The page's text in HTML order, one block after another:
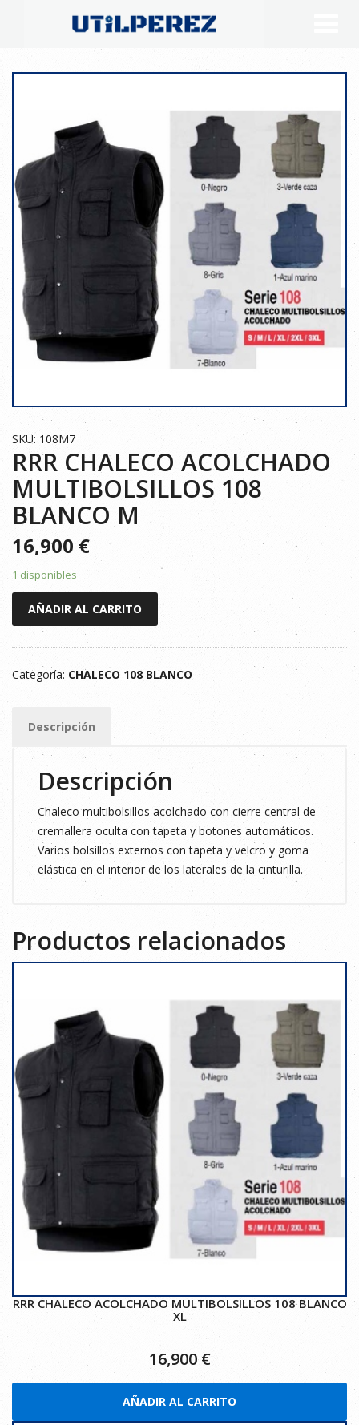
SKU: 108M7
RRR CHALECO ACOLCHADO
MULTIBOLSILLOS 108
BLANCO M
16,900€
1 disponibles
108
cantidad
AÑADIR AL CARRITO
Categoría: CHALECO 108 BLANCO
Descripción
Descripción
Chaleco multibolsillos acolchado con cierre central de
cremallera oculta con tapeta y botones automáticos.
Varios bolsillos externos con tapeta y velcro y goma
elástica en el interior de los laterales de la cinturilla.
Productos relacionados
RRR CHALECO ACOLCHADO MULTIBOLSILLOS 108 BLANCO
XL
16,900€
AÑADIR AL CARRITO